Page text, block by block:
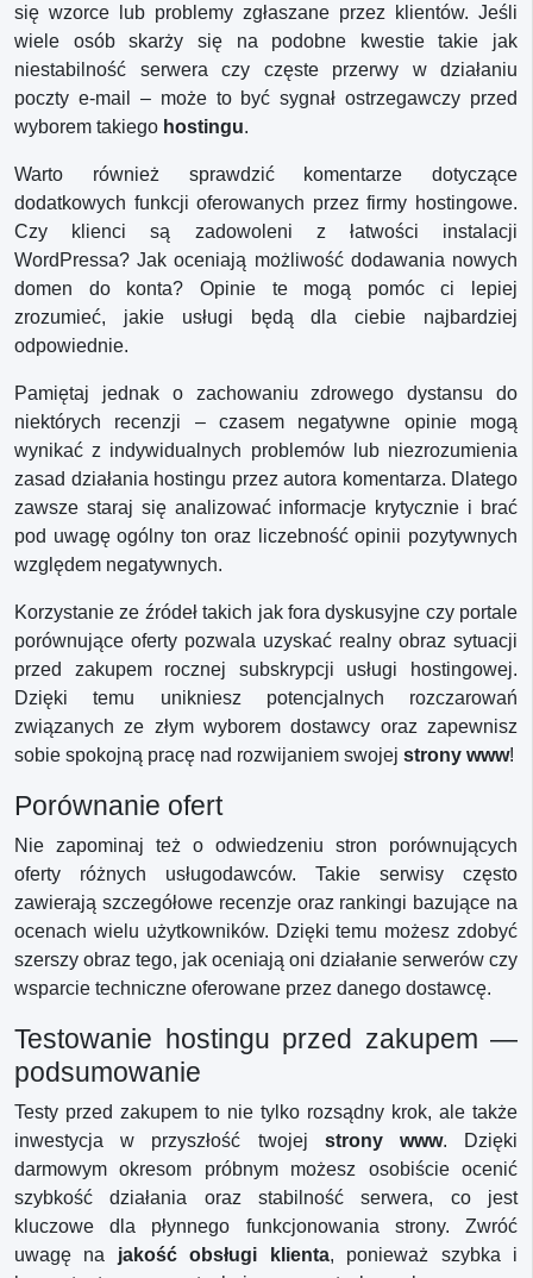
się wzorce lub problemy zgłaszane przez klientów. Jeśli
wiele osób skarży się na podobne kwestie takie jak
niestabilność serwera czy częste przerwy w działaniu
poczty e-mail – może to być sygnał ostrzegawczy przed
wyborem takiego hostingu.
Warto również sprawdzić komentarze dotyczące
dodatkowych funkcji oferowanych przez firmy hostingowe.
Czy klienci są zadowoleni z łatwości instalacji
WordPressa? Jak oceniają możliwość dodawania nowych
domen do konta? Opinie te mogą pomóc ci lepiej
zrozumieć, jakie usługi będą dla ciebie najbardziej
odpowiednie.
Pamiętaj jednak o zachowaniu zdrowego dystansu do
niektórych recenzji – czasem negatywne opinie mogą
wynikać z indywidualnych problemów lub niezrozumienia
zasad działania hostingu przez autora komentarza. Dlatego
zawsze staraj się analizować informacje krytycznie i brać
pod uwagę ogólny ton oraz liczebność opinii pozytywnych
względem negatywnych.
Korzystanie ze źródeł takich jak fora dyskusyjne czy portale
porównujące oferty pozwala uzyskać realny obraz sytuacji
przed zakupem rocznej subskrypcji usługi hostingowej.
Dzięki temu unikniesz potencjalnych rozczarowań
związanych ze złym wyborem dostawcy oraz zapewnisz
sobie spokojną pracę nad rozwijaniem swojej strony www!
Porównanie ofert
Nie zapominaj też o odwiedzeniu stron porównujących
oferty różnych usługodawców. Takie serwisy często
zawierają szczegółowe recenzje oraz rankingi bazujące na
ocenach wielu użytkowników. Dzięki temu możesz zdobyć
szerszy obraz tego, jak oceniają oni działanie serwerów czy
wsparcie techniczne oferowane przez danego dostawcę.
Testowanie hostingu przed zakupem —
podsumowanie
Testy przed zakupem to nie tylko rozsądny krok, ale także
inwestycja w przyszłość twojej strony www. Dzięki
darmowym okresom próbnym możesz osobiście ocenić
szybkość działania oraz stabilność serwera, co jest
kluczowe dla płynnego funkcjonowania strony. Zwróć
uwagę na jakość obsługi klienta, ponieważ szybka i